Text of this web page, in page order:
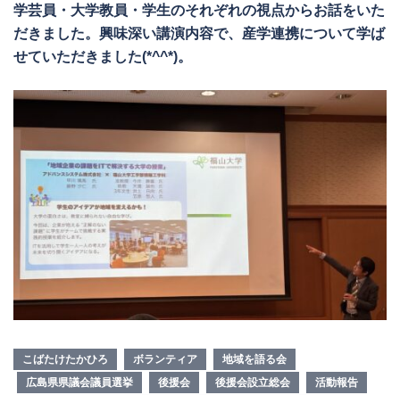
学芸員・大学教員・学生のそれぞれの視点からお話をいた
だきました。興味深い講演内容で、産学連携について学ば
せていただきました(*^^*)。
こばたけたかひろ ボランティア
地域を語る会
広島県県議会議員選挙
後援会 後援会設立総会
活動報告